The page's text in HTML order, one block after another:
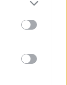
Concert/Live